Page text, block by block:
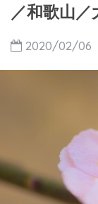
／和歌山／
2020/02/06